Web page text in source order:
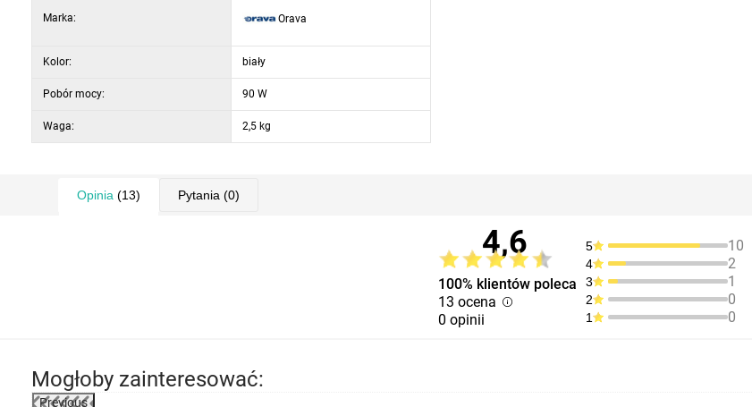
Marka: Orava
Kolor: biały
Pobór mocy: 90 W
Waga: 2,5 kg
Opinia (13) Pytania (0)
4,6
100% klientów poleca
13 ocena
0 opinii
5 10
4 2
3 1
2 0
1 0
Mogłoby zainteresować:
Previous